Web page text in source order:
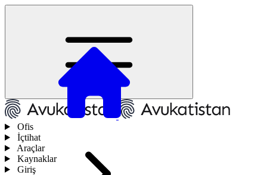
Ofis
İçtihat
Araçlar
Kaynaklar
Giriş